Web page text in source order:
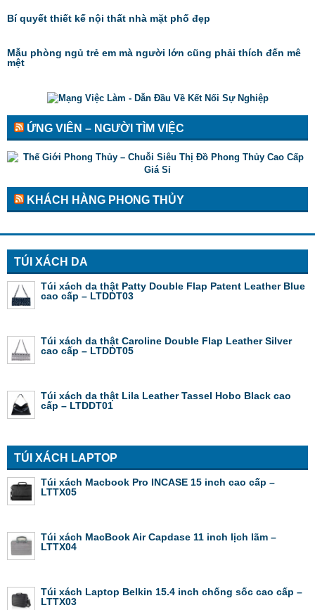
Bí quyết thiết kế nội thất nhà mặt phố đẹp
Mẫu phòng ngủ trẻ em mà người lớn cũng phải thích đến mê
mệt
ỨNG VIÊN – NGƯỜI TÌM VIỆC
KHÁCH HÀNG PHONG THỦY
TÚI XÁCH DA
Túi xách da thật Patty Double Flap Patent Leather Blue
cao cấp – LTDDT03
Túi xách da thật Caroline Double Flap Leather Silver
cao cấp – LTDDT05
Túi xách da thật Lila Leather Tassel Hobo Black cao
cấp – LTDDT01
TÚI XÁCH LAPTOP
Túi xách Macbook Pro INCASE 15 inch cao cấp –
LTTX05
Túi xách MacBook Air Capdase 11 inch lịch lãm –
LTTX04
Túi xách Laptop Belkin 15.4 inch chống sốc cao cấp –
LTTX03